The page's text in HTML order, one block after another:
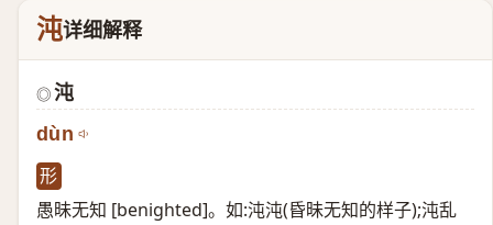
沌详细解释
◎ 沌
dùn
形
愚昧无知 [benighted]。如:沌沌(昏昧无知的样子);沌乱